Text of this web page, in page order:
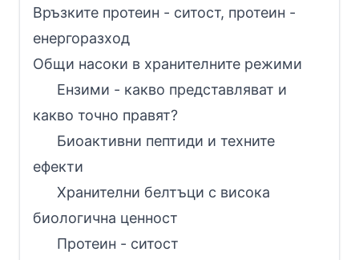
Връзките протеин - ситост, протеин -
енергоразход
Общи насоки в хранителните режими
Ензими - какво представляват и
какво точно правят?
Биоактивни пептиди и техните
ефекти
Хранителни белтъци с висока
биологична ценност
Протеин - ситост